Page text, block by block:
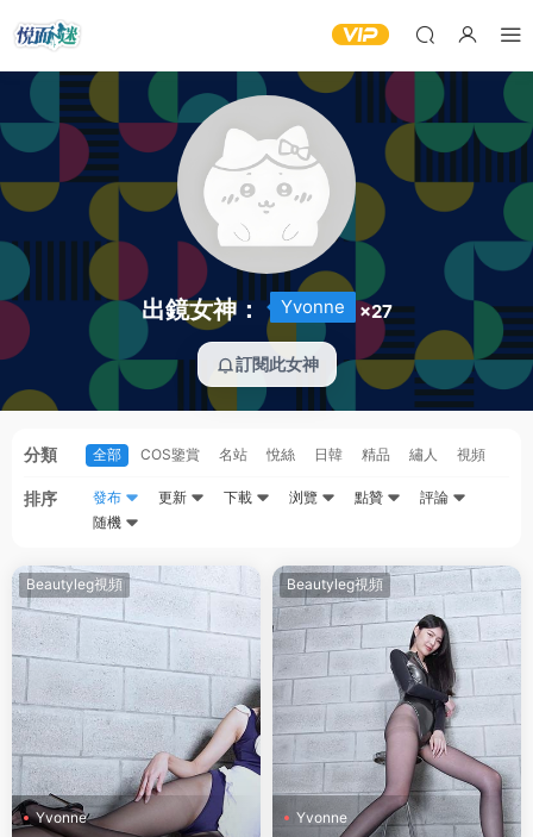
出鏡女神： Yvonne ×27
訂閱此女神
分類 全部 COS鑒賞 名站 悅絲 日韓 精品 繡人 視頻
排序 發布 更新 下載 浏覽 點贊
評論
随機
Beautyleg視頻
Yvonne
Beautyleg視頻
Yvonne